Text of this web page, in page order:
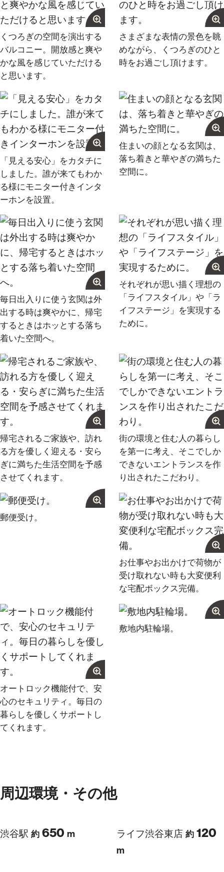
くつろぎの空間を演出する
バルコニー。開放感と爽や
かな風を感じていただける
と思います。
さまざまな表情の景色を眺
めながら、くつろぎのひと
時をお過ごし頂けます。
「見える安心」をカタチに
しました。誰が来てもわか
る様にモニター付きインタ
ーホンを設置。
住まいの顔となる玄関は、
落ち着きと華やぎの満ちた
空間に。
毎日出入りに使う玄関は外
出する時は爽やかに、帰宅
するときはホッとする落ち
着いた空間へ。
それぞれが思い描く理想の
「ライフスタイル」や「ラ
イフステージ」を実現する
ために。
帰宅されるご家族や、訪れ
る方を優しく迎える・安ら
ぎに満ちた生活空間を予感
させてくれます。
街の環境と住む人の暮らし
を第一に考え、そこでしか
できないエントランスを作
り出されたこだわり。
郵便受け。
お仕事やお出かけで荷物が
受け取れない時も大変便利
な宅配ボックス完備。
オートロック機能付で、安
心のセキュリティ。毎日の
暮らしを優しくサポートし
てくれます。
敷地内駐輪場。
周辺環境・その他